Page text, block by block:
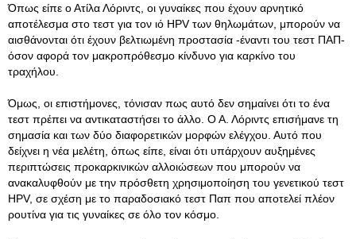
Όπως είπε ο Ατίλα Λόριντς, οι γυναίκες που έχουν αρνητικό
αποτέλεσμα στο τεστ για τον ιό HPV των θηλωμάτων, μπορούν να
αισθάνονται ότι έχουν βελτιωμένη προστασία -έναντι του τεστ ΠΑΠ-
όσον αφορά τον μακροπρόθεσμο κίνδυνο για καρκίνο του
τραχήλου.
Όμως, οι επιστήμονες, τόνισαν πως αυτό δεν σημαίνει ότι το ένα
τεστ πρέπει να αντικαταστήσει το άλλο. Ο Α. Λόριντς επισήμανε τη
σημασία και των δύο διαφορετικών μορφών ελέγχου. Αυτό που
δείχνει η νέα μελέτη, όπως είπε, είναι ότι υπάρχουν αυξημένες
περιπτώσεις προκαρκινικών αλλοιώσεων που μπορούν να
ανακαλυφθούν με την πρόσθετη χρησιμοποίηση του γενετικού τεστ
HPV, σε σχέση με το παραδοσιακό τεστ Παπ που αποτελεί πλέον
ρουτίνα για τις γυναίκες σε όλο τον κόσμο.